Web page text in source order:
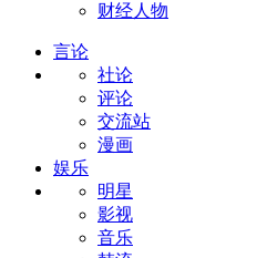
财经人物
言论
社论
评论
交流站
漫画
娱乐
明星
影视
音乐